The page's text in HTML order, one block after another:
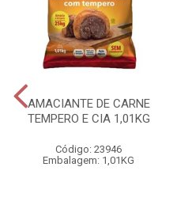
AMACIANTE DE CARNE
TEMPERO E CIA 1,01KG
Código: 23946
Embalagem: 1,01KG